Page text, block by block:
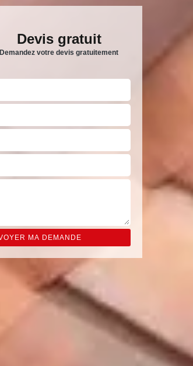
Devis gratuit
Demandez votre devis gratuitement